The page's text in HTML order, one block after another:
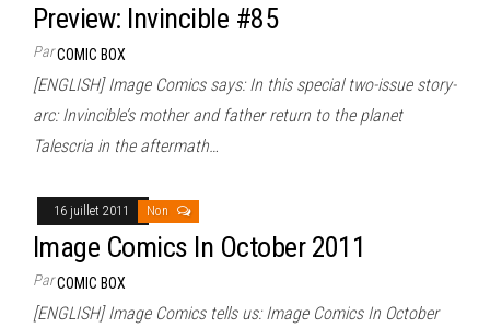
Preview: Invincible #85
ParCOMIC BOX
[ENGLISH] Image Comics says: In this special two-issue story-
arc: Invincible’s mother and father return to the planet
Talescria in the aftermath…
16 juillet 2011 Non
Image Comics In October 2011
ParCOMIC BOX
[ENGLISH] Image Comics tells us: Image Comics In October